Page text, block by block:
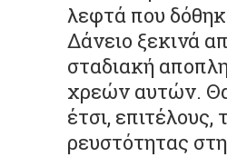
λεφτά που
Δάνειο ξεκινά
σταδιακή
χρεών αυτών.
έτσι, επιτέλους,
ρευστότητας